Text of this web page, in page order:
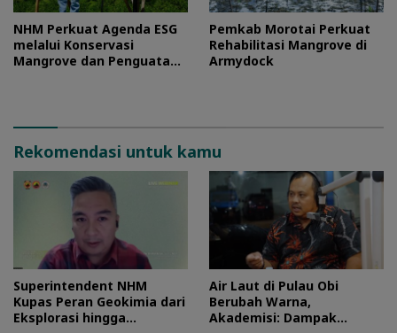
NHM Perkuat Agenda ESG
melalui Konservasi
Mangrove dan Penguatan
Pemkab Morotai Perkuat
Rehabilitasi Mangrove di
Armydock
Rekomendasi untuk kamu
Superintendent NHM
Kupas Peran Geokimia dari
Eksplorasi hingga
Air Laut di Pulau Obi
Berubah Warna,
Akademisi: Dampak